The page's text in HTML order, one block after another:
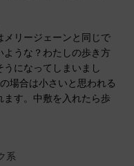
リージェーンと同じで
うな？わたしの歩き方
になってしまいまし
場合は小さいと思われる
す。中敷を入れたら歩
系